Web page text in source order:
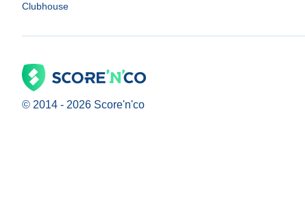
Clubhouse
© 2014 - 2026 Score'n'co